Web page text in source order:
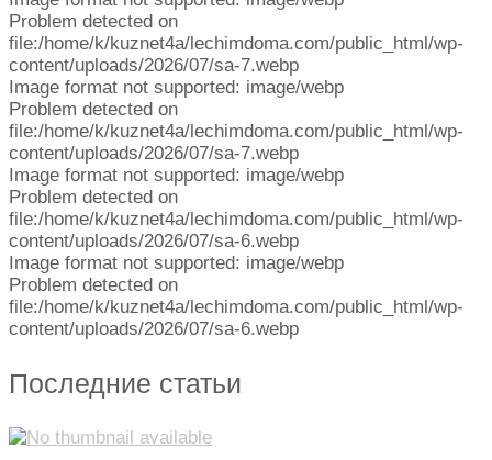
Problem detected on
file:/home/k/kuznet4a/lechimdoma.com/public_html/wp-
content/uploads/2026/07/sa-7.webp
Image format not supported: image/webp
Problem detected on
file:/home/k/kuznet4a/lechimdoma.com/public_html/wp-
content/uploads/2026/07/sa-7.webp
Image format not supported: image/webp
Problem detected on
file:/home/k/kuznet4a/lechimdoma.com/public_html/wp-
content/uploads/2026/07/sa-6.webp
Image format not supported: image/webp
Problem detected on
file:/home/k/kuznet4a/lechimdoma.com/public_html/wp-
content/uploads/2026/07/sa-6.webp
Последние статьи